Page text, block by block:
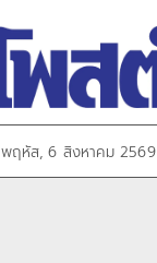
พฤหัส, 6 สิงหาคม 2569